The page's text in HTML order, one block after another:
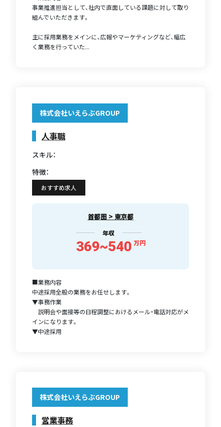
事業推進担当として、社内で直⾯している課題に対して取り
組んでいただきます。
主に採⽤業務をメインに、広報やマーケティングなど、幅広
く業務を⾏っていた...
株式会社いえらぶGROUP
人事職
スキル：
特徴：
おすすめ求人
首都圏 > 東京都
年収
369~540 万円
■業務内容
中途採用全般の業務をお任せします。
▼事務作業
説明会や面接等の日程調整におけるメール・電話対応がメ
インになります。
▼中途採用
株式会社いえらぶGROUP
営業事務